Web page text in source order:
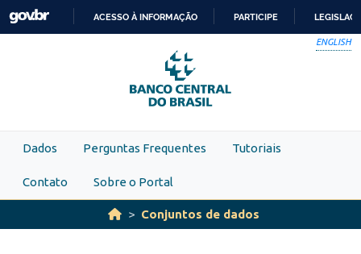
Skip to main content
PARA
O
CONTEÚDO
ACESSO À INFORMAÇÃO PARTICIPE
ENGLISH
Dados Perguntas Frequentes Tutoriais
Contato Sobre o Portal
Conjuntos de dados